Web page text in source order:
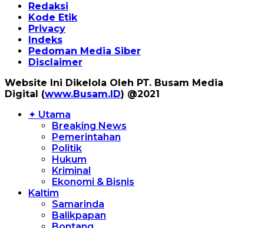
Redaksi
Kode Etik
Privacy
Indeks
Pedoman Media Siber
Disclaimer
Website Ini Dikelola Oleh PT. Busam Media
Digital (www.Busam.ID) @2021
✦ Utama
Breaking News
Pemerintahan
Politik
Hukum
Kriminal
Ekonomi & Bisnis
Kaltim
Samarinda
Balikpapan